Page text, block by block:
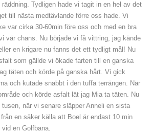
Tydligen hade vi tagit in en hel av det
till nästa medtävlande förre oss hade. Vi
var cirka 30-60min före oss och med en bra
vår chans. Nu började vi få vittring, jag kände
en krigare nu fanns det ett tydligt mål! Nu
som gällde vi ökade farten till en ganska
täten och körde på ganska hårt. Vi gick
och kutade snabbt i den tuffa terrängen. När
och körde asfalt lät jag Mia ta täten. Nu
när vi senare släpper Anneli en sista
en säker källa att Boel är endast 10 min
en Golfbana.